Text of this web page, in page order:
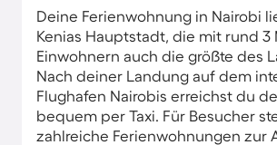
Deine Ferienwohnung in Nairobi
Kenias Hauptstadt, die mit rund 3
Einwohnern auch die größte des
Nach deiner Landung auf dem
Flughafen Nairobis erreichst du
bequem per Taxi. Für Besucher
zahlreiche Ferienwohnungen zur